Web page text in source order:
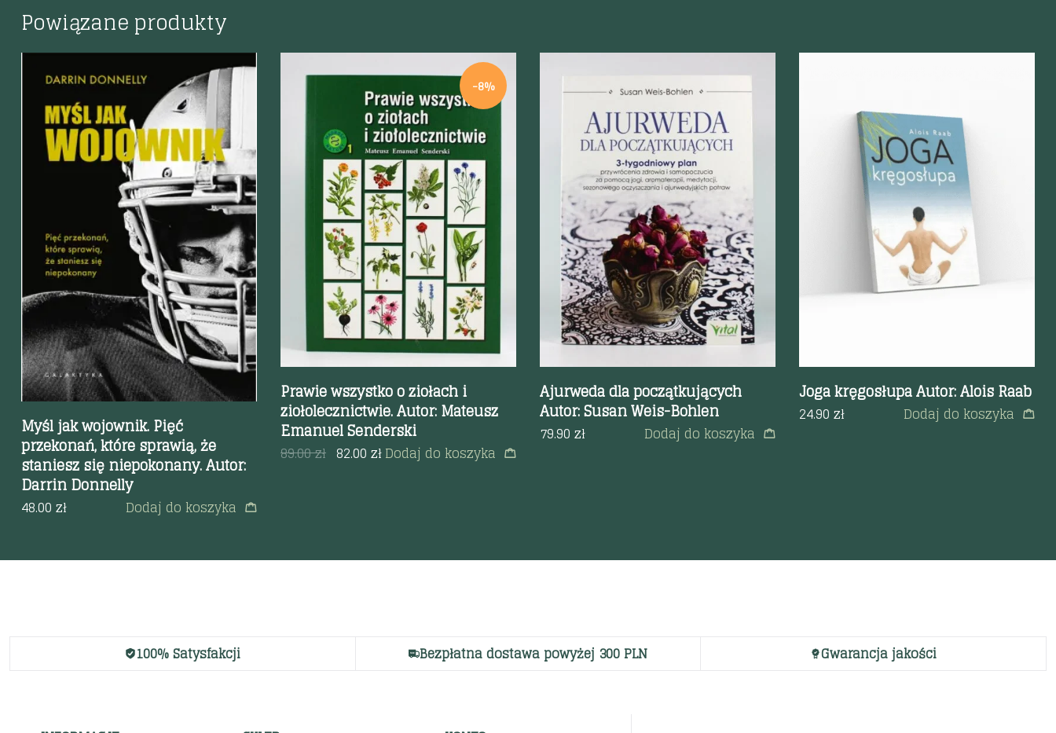
Powiązane produkty
Szybki podgląd
Myśl jak wojownik. Pięć
przekonań, które sprawią, że
staniesz się niepokonany. Autor:
Darrin Donnelly
48.00 zł Dodaj do koszyka
-8%
Szybki podgląd
Prawie wszystko o ziołach i
ziołolecznictwie. Autor: Mateusz
Emanuel Senderski
89.00zł 82.00 złDodaj do koszyka
Szybki podgląd
Ajurweda dla początkujących
Autor: Susan Weis-Bohlen
79.90 zł Dodaj do koszyka
Szybki podgląd
Joga kręgosłupa Autor: Alois Raab
24.90 zł Dodaj do koszyka
100% Satysfakcji Bezpłatna dostawa powyżej 300 PLN Gwarancja jakości